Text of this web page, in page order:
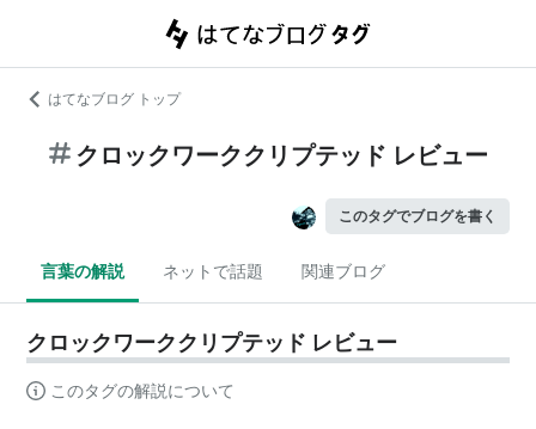
はてなブログ トップ
クロックワーククリプテッド レビュー
このタグでブログを書く
言葉の解説 ネットで話題 関連ブログ
クロックワーククリプテッド レビュー
このタグの解説について